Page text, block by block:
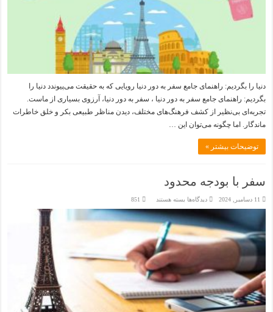
دنیا را بگردیم: راهنمای جامع سفر به دور دنیا رویایی که به حقیقت می‌پیوندد دنیا را
بگردیم: راهنمای جامع سفر به دور دنیا ، سفر به دور دنیا، آرزوی بسیاری از ماست.
تجربه‌ای بی‌نظیر از کشف فرهنگ‌های مختلف، دیدن مناظر طبیعی بکر و خلق خاطرات
ماندگار. اما چگونه می‌توان این …
توضیحات بیشتر »
سفر با بودجه محدود
11 دسامبر, 2024 دیدگاه‌ها برای
با
بودجه
محدود
بسته هستند 851